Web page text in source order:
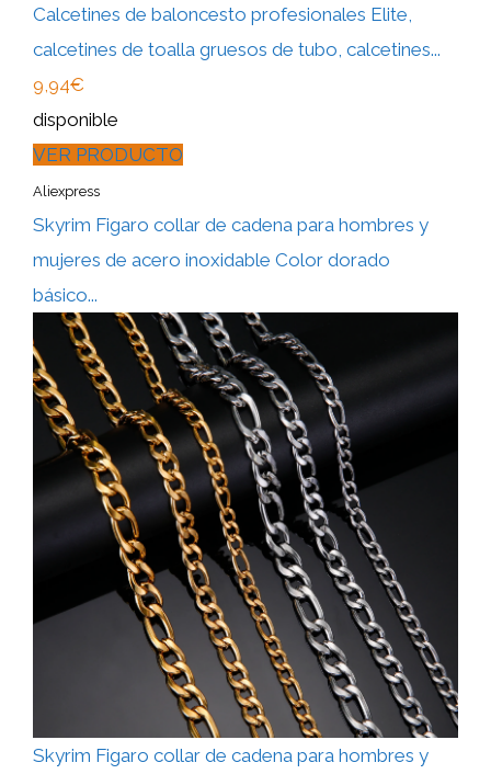
Calcetines de baloncesto profesionales Elite,
calcetines de toalla gruesos de tubo, calcetines...
9,94€
disponible
VER PRODUCTO
Aliexpress
Skyrim Figaro collar de cadena para hombres y
mujeres de acero inoxidable Color dorado
básico...
Skyrim Figaro collar de cadena para hombres y